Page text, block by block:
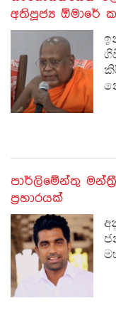
අතිපූජ්‍ය ඕමාරේ
පාර්ලිමේන්තු
ප්‍රහාරයක්